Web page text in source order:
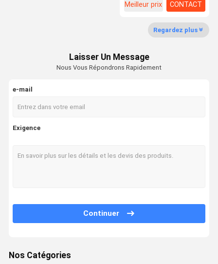
Meilleur prix
CONTACT
Regardez plus
Laisser Un Message
Nous Vous Répondrons Rapidement
e-mail
Exigence
Continuer
Nos Catégories